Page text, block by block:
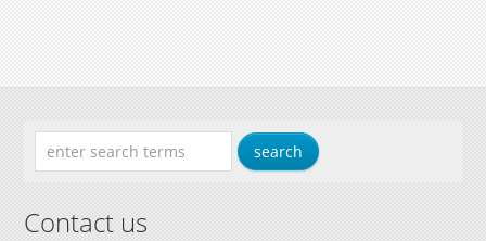
Contact us